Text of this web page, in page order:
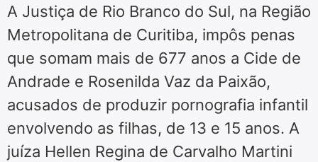
A Justiça de Rio Branco do Sul, na Região
Metropolitana de Curitiba, impôs penas
que somam mais de 677 anos a Cide de
Andrade e Rosenilda Vaz da Paixão,
acusados de produzir pornografia infantil
envolvendo as filhas, de 13 e 15 anos. A
juíza Hellen Regina de Carvalho Martini